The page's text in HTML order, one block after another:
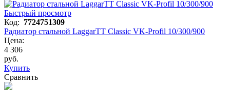
Быстрый просмотр
Код: 7724751309
Радиатор стальной LaggarTT Classic VK-Profil 10/300/900
Цена:
4 306
руб.
Купить
Сравнить